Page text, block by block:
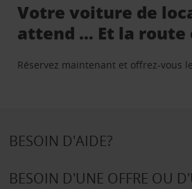
Votre voiture de
attend … Et la route
Réservez maintenant et offrez-vous
BESOIN D'AIDE?
BESOIN D'UNE OFFRE OU